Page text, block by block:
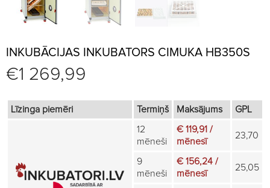
INKUBĀCIJAS INKUBATORS CIMUKA HB350S
€1 269,99
Līzinga piemēri Termiņš Maksājums GPL
12
mēneši
€ 119,91 /
mēnesī
23,70
9
mēneši
€ 156,24 /
mēnesī
25,05